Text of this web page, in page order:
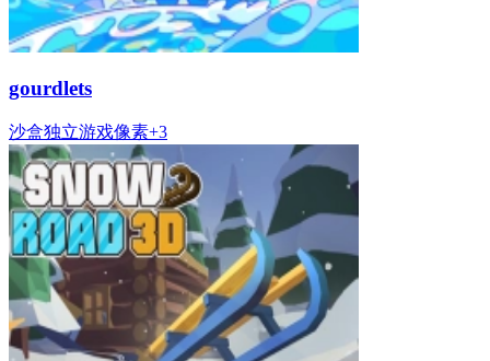
gourdlets
沙盒独立游戏像素+3